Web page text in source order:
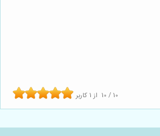
10 / 10 از1 کاربر